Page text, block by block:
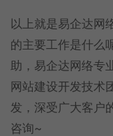
以上就是易企达网
的主要工作是什么
助，易企达网络专
网站建设开发技术
发，深受广大客户
咨询~